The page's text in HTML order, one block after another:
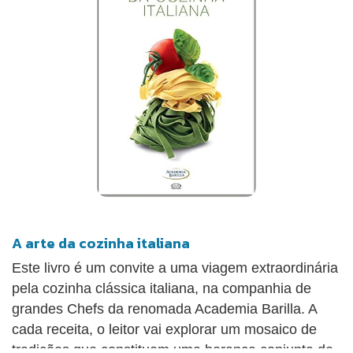
descobrir que na Itália tem muito mais que
espaguete, pizza e lasanha e também uma boa
pedida para conhecer mais a cozinha tão
regionalizada desse país." Revista Menu"(...) não é
apenas um manual de receitas. É também um relato
de como vivem as pessoas nas diversas regiões da
Itália." Luciana Angelo - Revista Quem
A arte da cozinha italiana
Este livro é um convite a uma viagem extraordinária
pela cozinha clássica italiana, na companhia de
grandes Chefs da renomada Academia Barilla. A
cada receita, o leitor vai explorar um mosaico de